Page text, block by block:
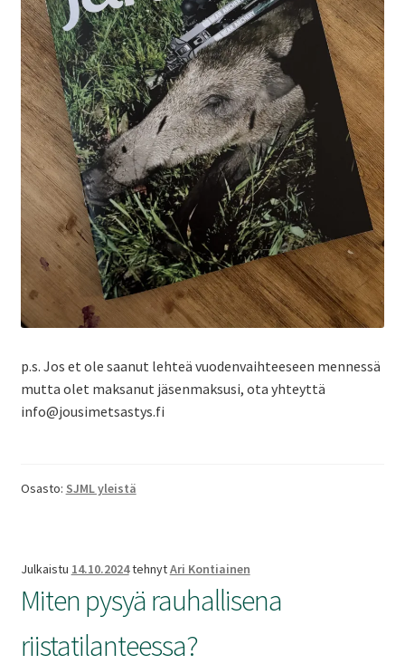
p.s. Jos et ole saanut lehteä vuodenvaihteeseen mennessä
mutta olet maksanut jäsenmaksusi, ota yhteyttä
info@jousimetsastys.fi
Osasto: SJML yleistä
Julkaistu 14.10.2024tehnytAri Kontiainen
Miten pysyä rauhallisena
riistatilanteessa?